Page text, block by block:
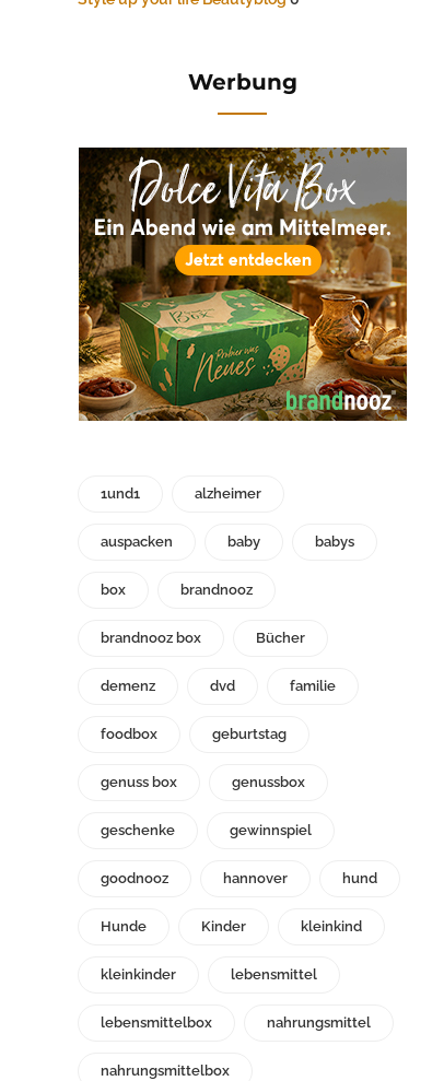
Werbung
1und1 alzheimer
auspacken baby babys
box brandnooz
brandnooz box Bücher
demenz dvd familie
foodbox geburtstag
genuss box genussbox
geschenke gewinnspiel
goodnooz hannover hund
Hunde Kinder kleinkind
kleinkinder lebensmittel
lebensmittelbox nahrungsmittel
nahrungsmittelbox